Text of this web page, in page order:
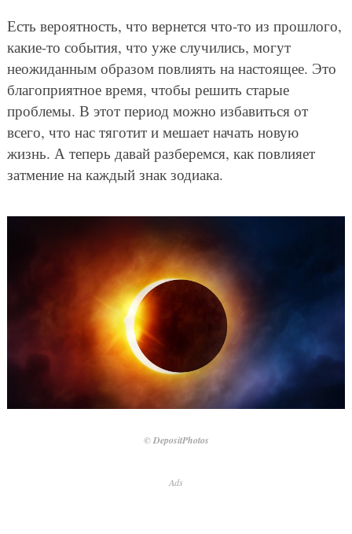
Есть вероятность, что вернется что-то из прошлого,
какие-то события, что уже случились, могут
неожиданным образом повлиять на настоящее. Это
благоприятное время, чтобы решить старые
проблемы. В этот период можно избавиться от
всего, что нас тяготит и мешает начать новую
жизнь. А теперь давай разберемся, как повлияет
затмение на каждый знак зодиака.
© DepositPhotos
Ads